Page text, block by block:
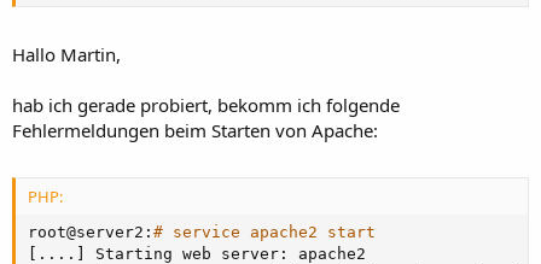
Hallo Martin,
hab ich gerade probiert, bekomm ich folgende
Fehlermeldungen beim Starten von Apache:
PHP:
root@server2 : # service apache2 start
. . . . Starting web server :